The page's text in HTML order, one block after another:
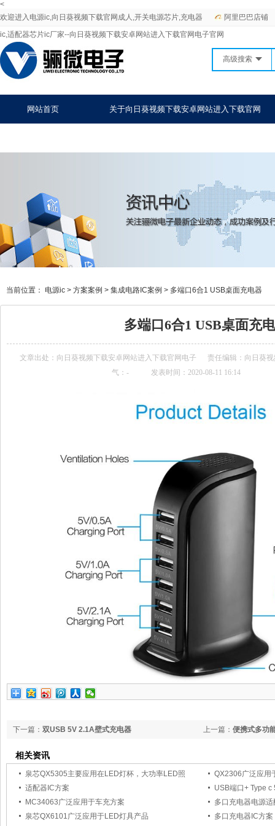
<
阿里巴巴店铺
欢迎进入电源ic,向日葵视频下载官网成人,开关电源芯片,充电器
ic,适配器芯片ic厂家--向日葵视频下载安卓网站进入下载官网电子官网
高级搜索
网站首页 关于向日葵视频下载安卓网站进入下载官网
当前位置： 电源ic > 方案案例 > 集成电路IC案例 > 多端口6合1 USB桌面充电器
多端口6合1 USB桌面充
文章出处： 向日葵视频下载安卓网站进入下载官网电子
责任编辑：向日葵
气： - 发表时间：2020-08-11 16:14
上一篇： 便携式多功
下一篇： 双USB 5V 2.1A壁式充电器
相关资讯
泉芯QX5305主要应用在LED灯杯，大功率LED照
QX2306广泛应用于
适配器IC方案
USB端口+ Type
MC34063广泛应用于车充方案
多口充电器电源
泉芯QX6101广泛应用于LED灯具产品
多口充电器IC方案